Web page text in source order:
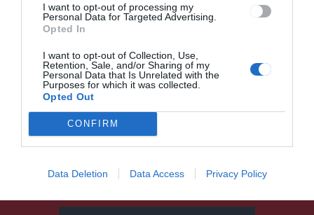
I want to opt-out of processing my
Personal Data for Targeted Advertising.
Opted In
I want to opt-out of Collection, Use,
Retention, Sale, and/or Sharing of my
Personal Data that Is Unrelated with the
Purposes for which it was collected.
Opted Out
CONFIRM
Data Deletion Data Access Privacy Policy
HÍRLISTA
Kettős ünnepséggel
Csoma Sándor halálának 180.
évfordulójáról